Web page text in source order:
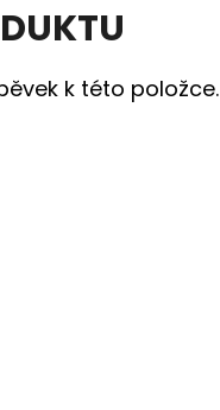
k této položce.